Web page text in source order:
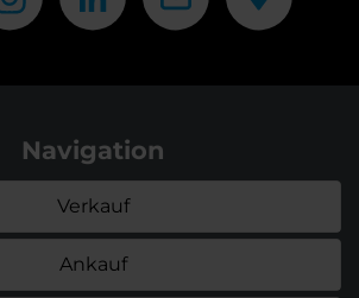
Navigation
Verkauf
Ankauf